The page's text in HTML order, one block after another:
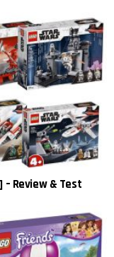
– Review & Test